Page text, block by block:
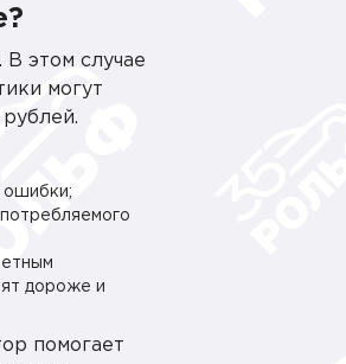
этом случае
могут
ошибки;
дороже и
помогает